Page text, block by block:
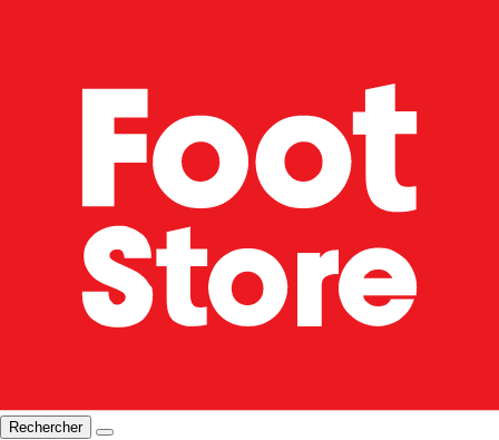
Rechercher